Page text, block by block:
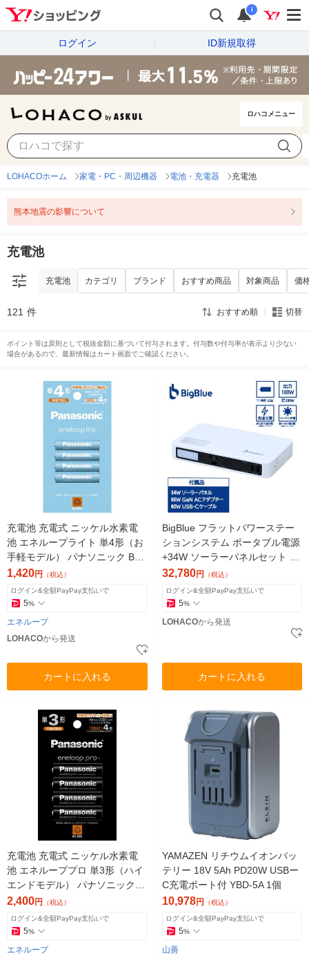
i
ログイン ID新規取得
ロハコメニュー
価
LOHACOホーム 家電・PC・周辺機器 電池・充電器 充電池
熊本地震の影響について
充電池
充電池 カテゴリ ブランド おすすめ商品 対象商品 価
121 件 おすすめ順 切替
ポイント等は原則として税抜金額に基づいて付与されます。付与数や付与率が表示より少ない
場合があるので、最新情報はカート画面でご確認ください。
充電池 充電式 ニッケル水素電
池 エネループライト 単4形（お
手軽モデル） パナソニック BK-
4LCD/4H 4本パック
1,420円 （税込）
ログイン&全額PayPay支払いで
5%
エネループ
LOHACOから発送
カートに入れる
BigBlue フラットパワーステー
ションシステム ポータブル電源
+34W ソーラーパネルセット C
P110(PW) 1台
32,780円 （税込）
ログイン&全額PayPay支払いで
5%
LOHACOから発送
カートに入れる
充電池 充電式 ニッケル水素電
池 エネループプロ 単3形（ハイ
エンドモデル） パナソニック B
K-3HCD/4H 4本パック
2,400円 （税込）
ログイン&全額PayPay支払いで
5%
エネループ
YAMAZEN リチウムイオンバッ
テリー 18V 5Ah PD20W USBー
C充電ポート付 YBD-5A 1個
10,978円 （税込）
ログイン&全額PayPay支払いで
5%
山善